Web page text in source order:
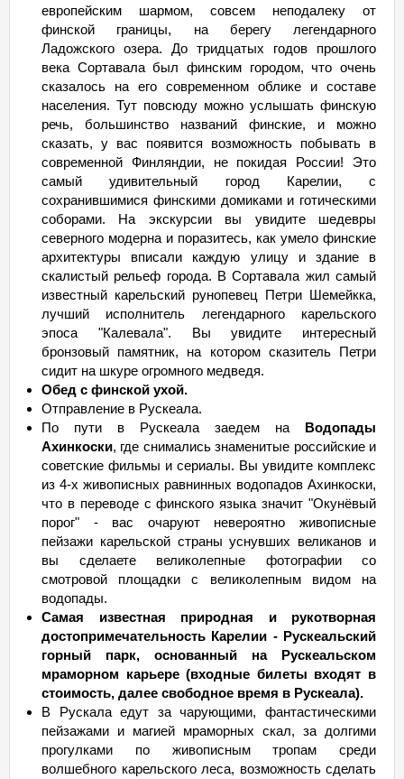
европейским шармом, совсем неподалеку от
финской границы, на берегу легендарного
Ладожского озера. До тридцатых годов прошлого
века Сортавала был финским городом, что очень
сказалось на его современном облике и составе
населения. Тут повсюду можно услышать финскую
речь, большинство названий финские, и можно
сказать, у вас появится возможность побывать в
современной Финляндии, не покидая России! Это
самый удивительный город Карелии, с
сохранившимися финскими домиками и готическими
соборами. На экскурсии вы увидите шедевры
северного модерна и поразитесь, как умело финские
архитектуры вписали каждую улицу и здание в
скалистый рельеф города. В Сортавала жил самый
известный карельский рунопевец Петри Шемейкка,
лучший исполнитель легендарного карельского
эпоса "Калевала". Вы увидите интересный
бронзовый памятник, на котором сказитель Петри
сидит на шкуре огромного медведя.
Обед с финской ухой.
Отправление в Рускеала.
По пути в Рускеала заедем на Водопады
Ахинкоски, где снимались знаменитые российские и
советские фильмы и сериалы. Вы увидите комплекс
из 4-х живописных равнинных водопадов Ахинкоски,
что в переводе с финского языка значит "Окунёвый
порог" - вас очаруют невероятно живописные
пейзажи карельской страны уснувших великанов и
вы сделаете великолепные фотографии со
смотровой площадки с великолепным видом на
водопады.
Самая известная природная и рукотворная
достопримечательность Карелии - Рускеальский
горный парк, основанный на Рускеальском
мраморном карьере (входные билеты входят в
стоимость, далее свободное время в Рускеала).
В Рускала едут за чарующими, фантастическими
пейзажами и магией мраморных скал, за долгими
прогулками по живописным тропам среди
волшебного карельского леса, возможность сделать